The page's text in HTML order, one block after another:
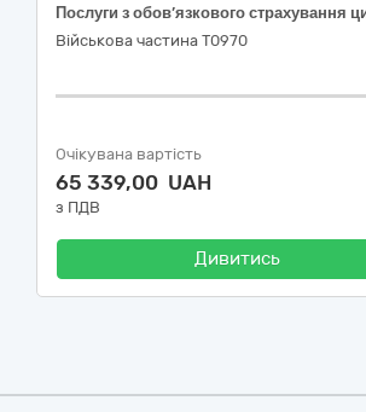
Військова частина Т0970
Очікувана вартість
65 339,00 UAH
з ПДВ
Дивитись